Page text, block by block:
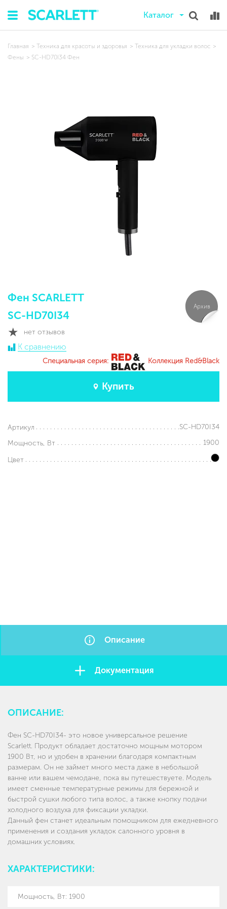
Каталог
Главная Техника для красоты и здоровья
Техника для укладки волос
Фены
SC-HD70I34 Фен
Фен SCARLETT
SC-HD70I34
нет отзывов
К сравнению
Специальная серия: Коллекция Red&Black
Купить
Архив
Артикул
SC-HD70I34
Мощность, Вт
1900
Цвет
Описание
Документация
ОПИСАНИЕ:
Фен SC-HD70I34- это новое универсальное решение
Scarlett. Продукт обладает достаточно мощным мотором
1900 Вт, но и удобен в хранении благодаря компактным
размерам. Он не займет много места даже в небольшой
ванне или вашем чемодане, пока вы путешествуете. Модель
имеет сменные температурные режимы для бережной и
быстрой сушки любого типа волос, а также кнопку подачи
холодного воздуха для фиксации укладки.
Данный фен станет идеальным помощником для ежедневного
применения и создания укладок салонного уровня в
домашних условиях.
ХАРАКТЕРИСТИКИ:
Мощность, Вт: 1900